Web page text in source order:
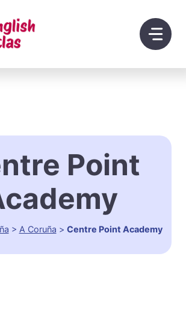
Point
> A Coruña > Centre Point Academy